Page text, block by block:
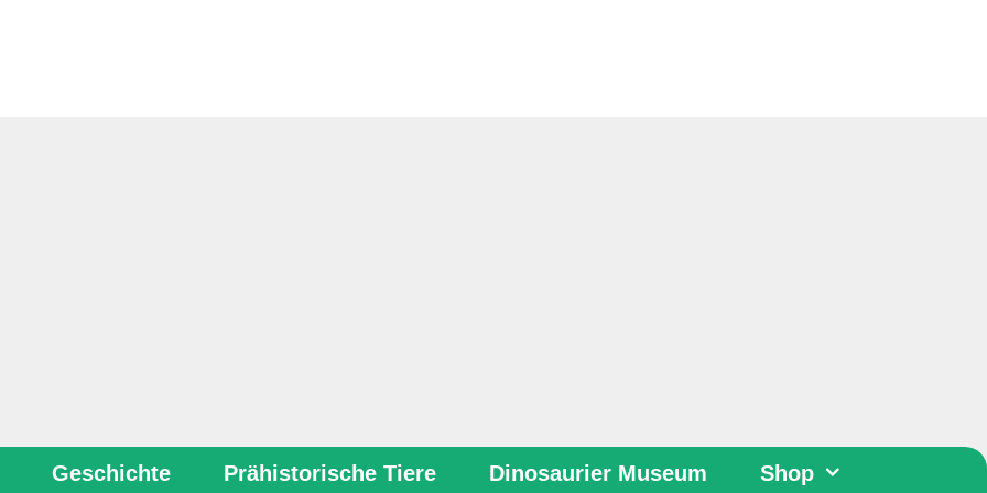
Geschichte Prähistorische Tiere Dinosaurier Museum Shop